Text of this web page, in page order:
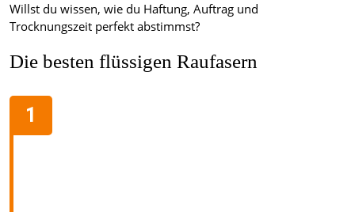
Willst du wissen, wie du Haftung, Auftrag und
Trocknungszeit perfekt abstimmst?
Die besten flüssigen Raufasern